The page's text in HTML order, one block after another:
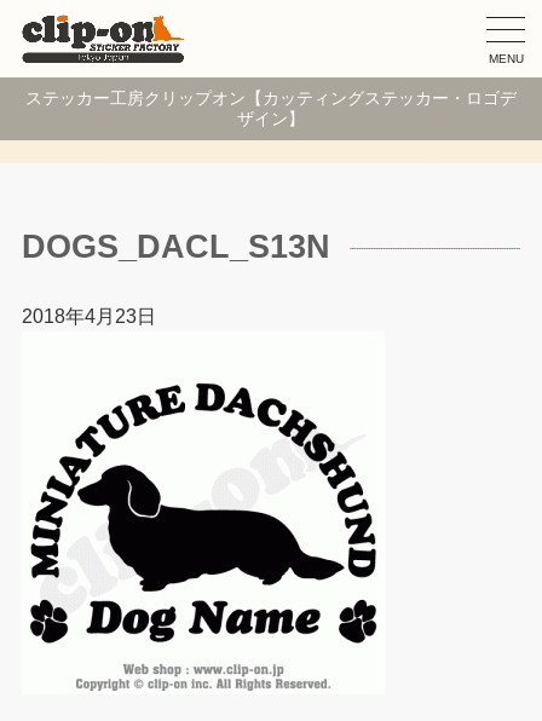
MENU
ステッカー工房クリップオン【カッティングステッカー・ロゴデ
ザイン】
DOGS_DACL_S13N
2018年4月23日